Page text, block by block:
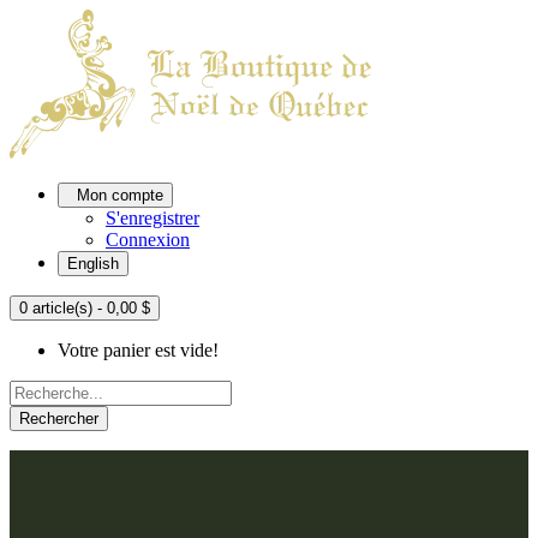
Mon compte
S'enregistrer
Connexion
English
0 article(s) - 0,00 $
Votre panier est vide!
Rechercher